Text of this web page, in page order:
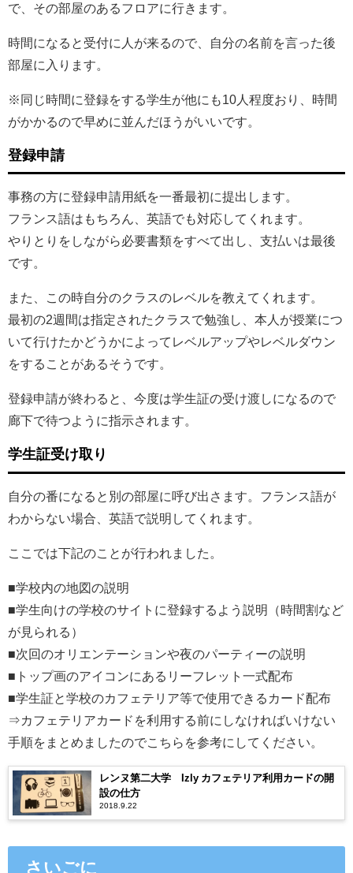
で、その部屋のあるフロアに行きます。
時間になると受付に人が来るので、自分の名前を言った後
部屋に入ります。
※同じ時間に登録をする学生が他にも10人程度おり、時間
がかかるので早めに並んだほうがいいです。
登録申請
事務の方に登録申請用紙を一番最初に提出します。
フランス語はもちろん、英語でも対応してくれます。
やりとりをしながら必要書類をすべて出し、支払いは最後
です。
また、この時自分のクラスのレベルを教えてくれます。
最初の2週間は指定されたクラスで勉強し、本人が授業につ
いて行けたかどうかによってレベルアップやレベルダウン
をすることがあるそうです。
登録申請が終わると、今度は学生証の受け渡しになるので
廊下で待つように指示されます。
学生証受け取り
自分の番になると別の部屋に呼び出さます。フランス語が
わからない場合、英語で説明してくれます。
ここでは下記のことが行われました。
■学校内の地図の説明
■学生向けの学校のサイトに登録するよう説明（時間割など
が見られる）
■次回のオリエンテーションや夜のパーティーの説明
■トップ画のアイコンにあるリーフレット一式配布
■学生証と学校のカフェテリア等で使用できるカード配布
⇒カフェテリアカードを利用する前にしなければいけない
手順をまとめましたのでこちらを参考にしてください。
レンヌ第二大学 Izly カフェテリア利用カードの開
設の仕方
2018.9.22
さいごに